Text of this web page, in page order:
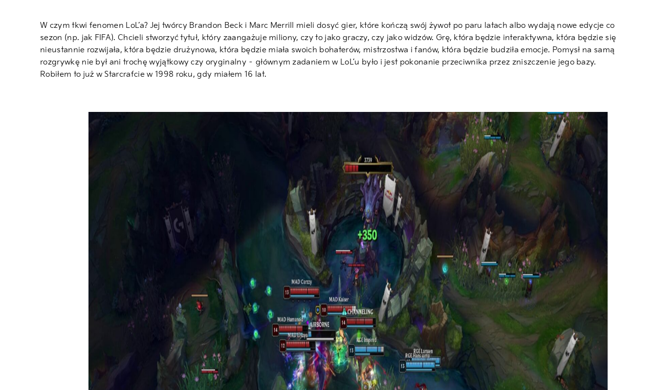
W czym tkwi fenomen LoL’a? Jej twórcy Brandon Beck i Marc Merrill mieli dosyć gier, które kończą swój żywot po paru latach albo wydają nowe edycje co
sezon (np. jak FIFA). Chcieli stworzyć tytuł, który zaangażuje miliony, czy to jako graczy, czy jako widzów. Grę, która będzie interaktywna, która będzie się
nieustannie rozwijała, która będzie drużynowa, która będzie miała swoich bohaterów, mistrzostwa i fanów, która będzie budziła emocje. Pomysł na samą
rozgrywkę nie był ani trochę wyjątkowy czy oryginalny – głównym zadaniem w LoL’u było i jest pokonanie przeciwnika przez zniszczenie jego bazy.
Robiłem to już w Starcrafcie w 1998 roku, gdy miałem 16 lat.